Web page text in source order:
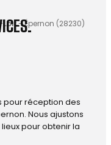
-Épernon (28230)
pour réception des
Nous ajustons
pour obtenir la